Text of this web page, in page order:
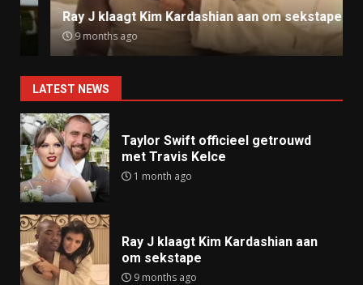
Ray J klaagt Kim Kardashian aan om sekstape
9 months ago
LATEST NEWS
Taylor Swift officieel getrouwd
met Travis Kelce
1 month ago
Ray J klaagt Kim Kardashian aan
om sekstape
9 months ago